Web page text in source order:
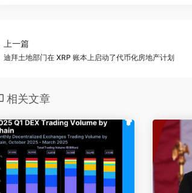
上一篇
迪拜土地部门在 XRP 账本上启动了代币化房地产计划
相关文章